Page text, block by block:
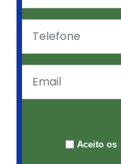
Aceito os